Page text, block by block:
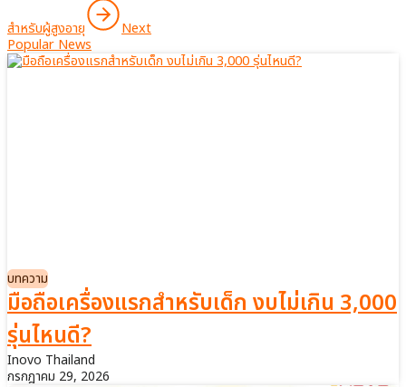
สำหรับผู้สูงอายุ
Next
Popular News
บทความ
มือถือเครื่องแรกสำหรับเด็ก งบไม่เกิน 3,000
รุ่นไหนดี?
Inovo Thailand
กรกฎาคม 29, 2026